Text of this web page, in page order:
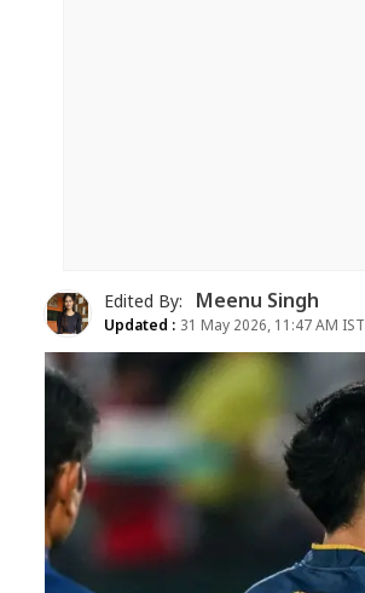
Edited By: Meenu Singh
Updated : 31 May 2026, 11:47 AM IST